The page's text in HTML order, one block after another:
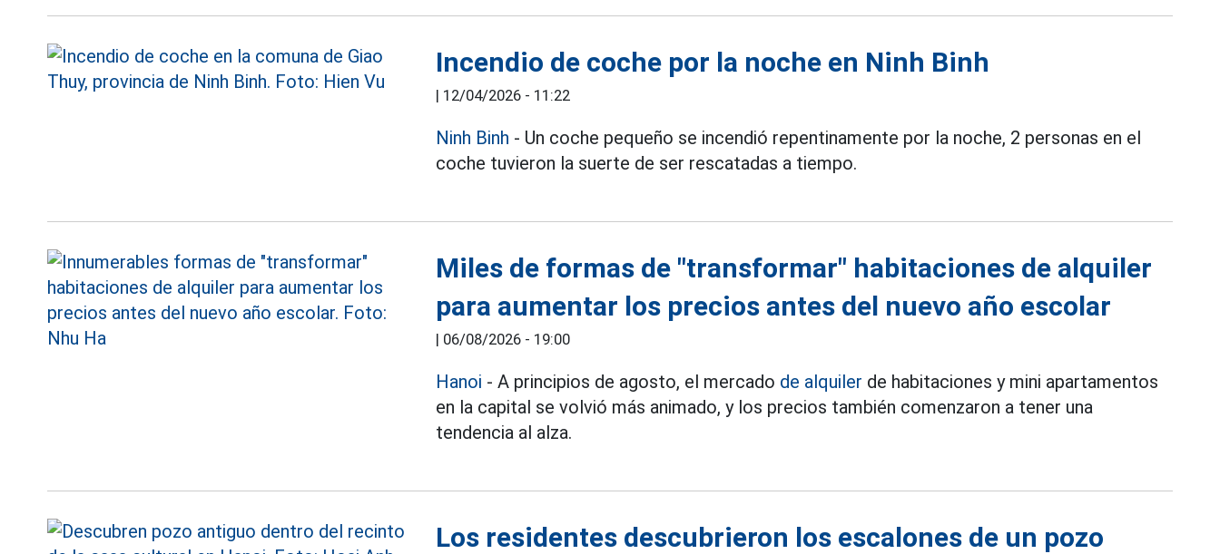
Incendio de coche por la noche en Ninh Binh
| 12/04/2026 - 11:22
Ninh Binh - Un coche pequeño se incendió repentinamente por la noche, 2 personas en el
coche tuvieron la suerte de ser rescatadas a tiempo.
Miles de formas de "transformar" habitaciones de alquiler
para aumentar los precios antes del nuevo año escolar
| 06/08/2026 - 19:00
Hanoi - A principios de agosto, el mercado de alquiler de habitaciones y mini apartamentos
en la capital se volvió más animado, y los precios también comenzaron a tener una
tendencia al alza.
Los residentes descubrieron los escalones de un pozo